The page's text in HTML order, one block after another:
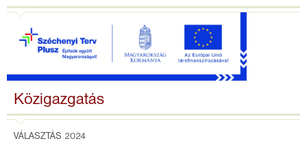
Közigazgatás
VÁLASZTÁS 2024